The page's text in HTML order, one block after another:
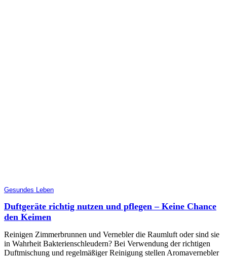
Gesundes Leben
Duftgeräte richtig nutzen und pflegen – Keine Chance
den Keimen
Reinigen Zimmerbrunnen und Vernebler die Raumluft oder sind sie
in Wahrheit Bakterienschleudern? Bei Verwendung der richtigen
Duftmischung und regelmäßiger Reinigung stellen Aromavernebler